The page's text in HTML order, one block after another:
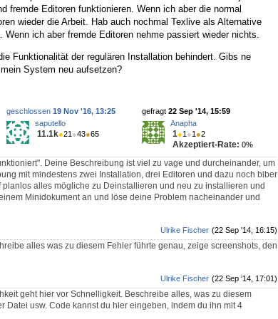
fremde Editoren funktionieren. Wenn ich aber die normal
wieder die Arbeit. Hab auch nochmal Texlive als Alternative
ich aber fremde Editoren nehme passiert wieder nichts.
Funktionalität der regulären Installation behindert. Gibs ne
System neu aufsetzen?
gefragt 22 Sep '14, 15:59
Anapha
1●1 ●1 ●2
Akzeptiert-Rate: 0%
geschlossen 19 Nov '16, 13:25
saputello
11.1k●21 ●43●65
Deine Beschreibung ist viel zu vage und durcheinander, um
mit mindestens zwei Installation, drei Editoren und dazu noch biber
alles mögliche zu Deinstallieren und neu zu installieren und
Minidokument an und löse deine Problem nacheinander und
(22 Sep '14, 16:15)
Ulrike Fischer
alles was zu diesem Fehler führte genau, zeige screenshots, den
(22 Sep '14, 17:01)
Ulrike Fischer
geht hier vor Schnelligkeit. Beschreibe alles, was zu diesem
Datei usw. Code kannst du hier eingeben, indem du ihn mit 4